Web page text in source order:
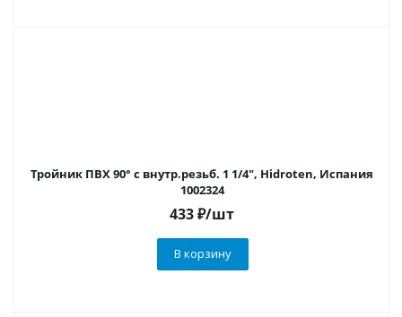
Тройник ПВХ 90° с внутр.резьб. 1 1/4", Hidroten, Испания
1002324
433₽/шт
В корзину